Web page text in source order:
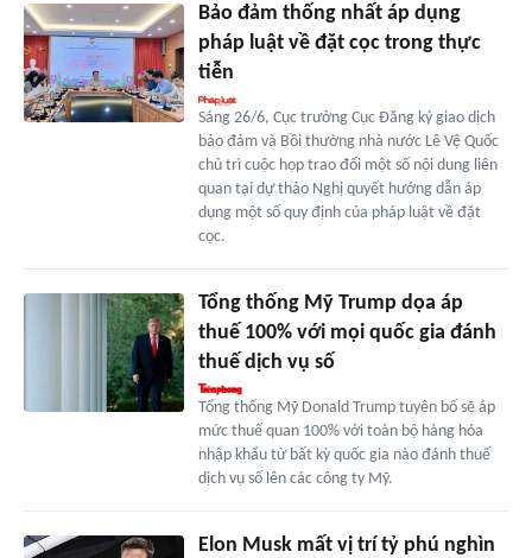
Bảo đảm thống nhất áp dụng
pháp luật về đặt cọc trong thực
tiễn
Sáng 26/6, Cục trưởng Cục Đăng ký giao dịch
bảo đảm và Bồi thường nhà nước Lê Vệ Quốc
chủ trì cuộc họp trao đổi một số nội dung liên
quan tại dự thảo Nghị quyết hướng dẫn áp
dụng một số quy định của pháp luật về đặt
cọc.
Tổng thống Mỹ Trump dọa áp
thuế 100% với mọi quốc gia đánh
thuế dịch vụ số
Tổng thống Mỹ Donald Trump tuyên bố sẽ áp
mức thuế quan 100% với toàn bộ hàng hóa
nhập khẩu từ bất kỳ quốc gia nào đánh thuế
dịch vụ số lên các công ty Mỹ.
Elon Musk mất vị trí tỷ phú nghìn